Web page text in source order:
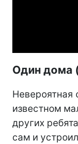
Один дома
Невероятная
известном
других
сам и